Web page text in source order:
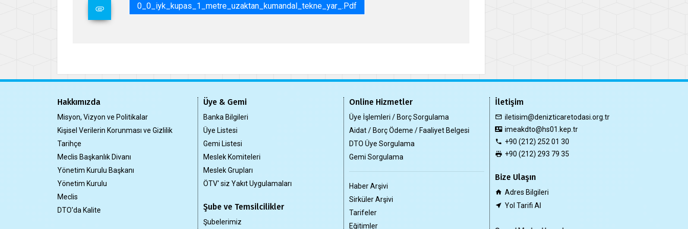
0_0_iyk_kupas_1_metre_uzaktan_kumandal_tekne_yar_.pdf
Hakkımızda
Misyon, Vizyon ve Politikalar
Kişisel Verilerin Korunması ve Gizlilik
Tarihçe
Meclis Başkanlık Divanı
Yönetim Kurulu Başkanı
Yönetim Kurulu
Meclis
DTO'da Kalite
Üye & Gemi
Banka Bilgileri
Üye Listesi
Gemi Listesi
Meslek Komiteleri
Meslek Grupları
ÖTV' siz Yakıt Uygulamaları
Şube ve Temsilcilikler
Şubelerimiz
Online Hizmetler
Üye İşlemleri / Borç Sorgulama
Aidat / Borç Ödeme / Faaliyet Belgesi
DTO Üye Sorgulama
Gemi Sorgulama
Haber Arşivi
Sirküler Arşivi
Tarifeler
Eğitimler
İletişim
iletisim@denizticaretodasi.org.tr
imeakdto@hs01.kep.tr
+90 (212) 252 01 30
+90 (212) 293 79 35
Bize Ulaşın
Adres Bilgileri
Yol Tarifi Al